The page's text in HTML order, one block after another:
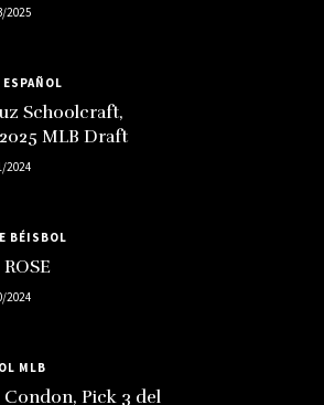
2025
Schoolcraft,
MLB Draft
2024
BÉISBOL
2024
MLB
Condon, Pick 3 del